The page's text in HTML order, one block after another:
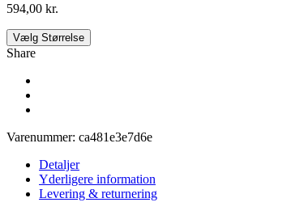
594,00 kr.
Vælg Størrelse
Share
Varenummer: ca481e3e7d6e
Detaljer
Yderligere information
Levering & returnering